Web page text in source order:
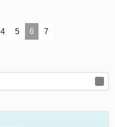
4 5 6 7